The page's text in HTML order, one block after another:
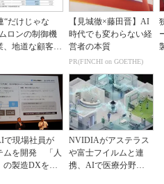
“だけじゃな
ロンの制御機
、地道な顧客基
【見城徹×藤田晋】AI
時代でも変わらない経
営者の本質
PR(FINCHI on GOETHE)
で現場社員が
ムを開発 「人
の製造DXを自
NVIDIAがアステラス
や富士フイルムと連
携、AIで医療分野支